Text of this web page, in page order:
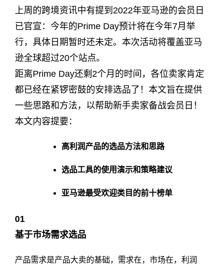
上周的跨境资讯中有提到2022年亚马逊的会员日
已官宣：今年的Prime Day预计将在今年7月举
行，具体日期暂时还未定。本次活动将覆盖亚马
逊全球超过20个站点。
距离Prime Day还剩2个月的时间，各位卖家肯定
都已经在紧锣密鼓的安排选品了！本文旨在提供
一些思路和方法，以帮助新手卖家备战会员日！
本文内容提要：
高利润产品的选品方法和思路
选品工具的使用演示和策略建议
亚马逊最受欢迎类目的前十榜单
01
基于市场需求选品
产品需求是产品大卖的基础，需求在，市场在，利润